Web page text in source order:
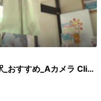
道の駅きなはい屋しろかわ 道の駅_おすすめ_Aカメラ Clip0029 道の駅 おすすめ商品